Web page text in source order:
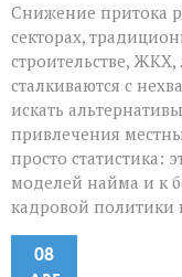
Снижение притока
секторах,
строительстве,
сталкиваются с
искать
привлечения
просто статистика:
моделей найма и к
кадровой политики
08